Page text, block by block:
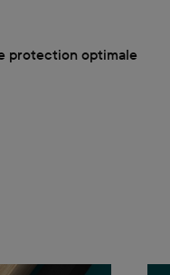
protection optimale